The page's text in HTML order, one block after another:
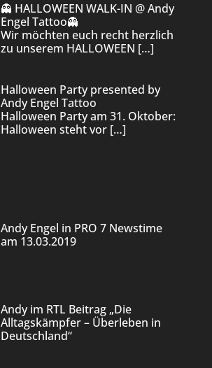
👻 HALLOWEEN WALK-IN @ Andy
Engel Tattoo👻
Wir möchten euch recht herzlich
zu unserem HALLOWEEN […]
Halloween Party presented by
Andy Engel Tattoo
Halloween Party am 31. Oktober:
Halloween steht vor […]
Andy Engel in PRO 7 Newstime
am 13.03.2019
Andy im RTL Beitrag „Die
Alltagskämpfer – Überleben in
Deutschland“